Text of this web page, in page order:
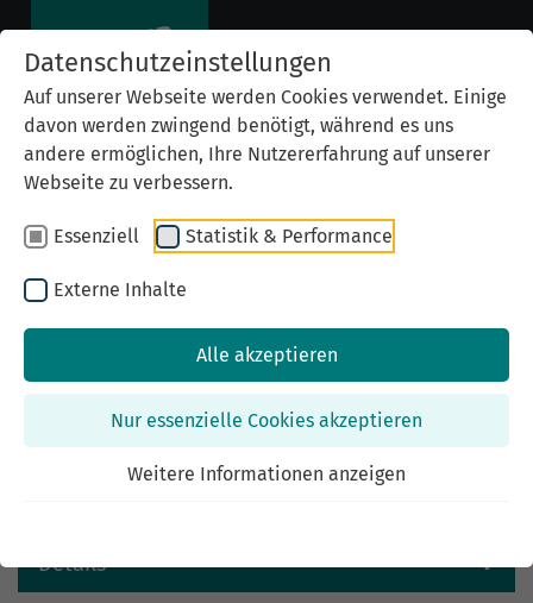
Datenschutzeinstellungen
Auf unserer Webseite werden Cookies verwendet. Einige
davon werden zwingend benötigt, während es uns
andere ermöglichen, Ihre Nutzererfahrung auf unserer
Webseite zu verbessern.
Essenziell Statistik & Performance
Externe Inhalte
Alle akzeptieren
Nur essenzielle Cookies akzeptieren
Weitere Informationen anzeigen
Details
Previous